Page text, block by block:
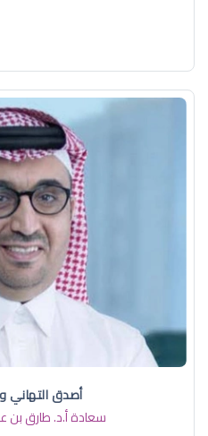
أصدق التهاني
سعادة أ.د. ​طارق بن